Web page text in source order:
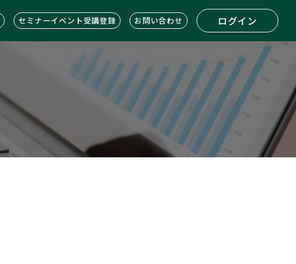
セミナーイベント受講登録 お問い合わせ ログイン